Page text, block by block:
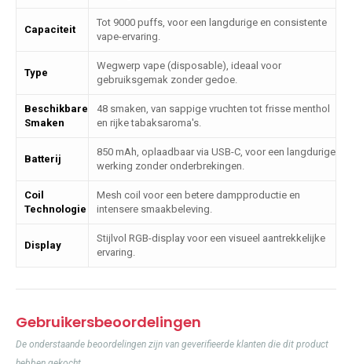
Capaciteit
Tot 9000 puffs, voor een langdurige en consistente
vape-ervaring.
Type
Wegwerp vape (disposable), ideaal voor
gebruiksgemak zonder gedoe.
Beschikbare
Smaken
48 smaken, van sappige vruchten tot frisse menthol
en rijke tabaksaroma's.
Batterij
850 mAh, oplaadbaar via USB-C, voor een langdurige
werking zonder onderbrekingen.
Coil
Technologie
Mesh coil voor een betere dampproductie en
intensere smaakbeleving.
Display
Stijlvol RGB-display voor een visueel aantrekkelijke
ervaring.
Gebruikersbeoordelingen
De onderstaande beoordelingen zijn van geverifieerde klanten die dit product